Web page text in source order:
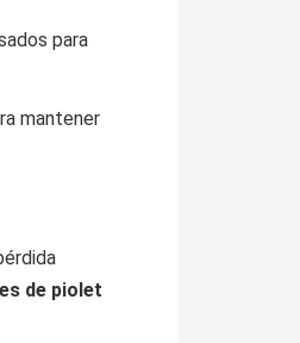
para
mantener
de piolet